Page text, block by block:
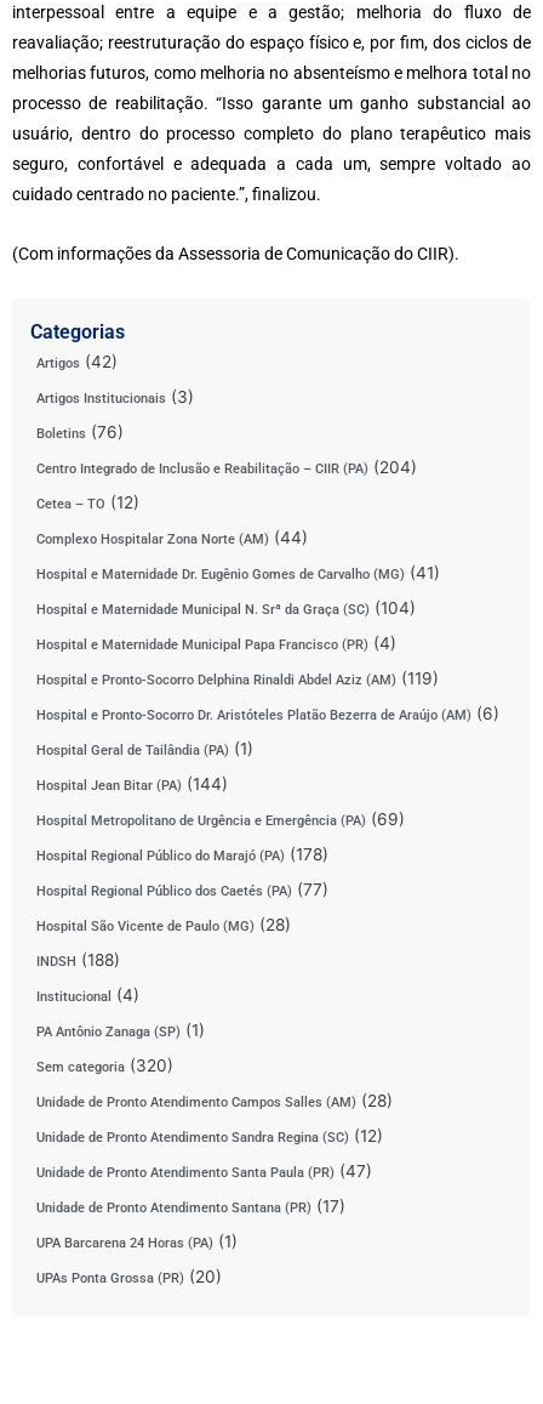
interpessoal entre a equipe e a gestão; melhoria do fluxo de
reavaliação; reestruturação do espaço físico e, por fim, dos ciclos de
melhorias futuros, como melhoria no absenteísmo e melhora total no
processo de reabilitação. “Isso garante um ganho substancial ao
usuário, dentro do processo completo do plano terapêutico mais
seguro, confortável e adequada a cada um, sempre voltado ao
cuidado centrado no paciente.”, finalizou.
(Com informações da Assessoria de Comunicação do CIIR).
Categorias
Artigos (42)
Artigos Institucionais (3)
Boletins (76)
Centro Integrado de Inclusão e Reabilitação – CIIR (PA) (204)
Cetea – TO (12)
Complexo Hospitalar Zona Norte (AM) (44)
Hospital e Maternidade Dr. Eugênio Gomes de Carvalho (MG) (41)
Hospital e Maternidade Municipal N. Srª da Graça (SC) (104)
Hospital e Maternidade Municipal Papa Francisco (PR) (4)
Hospital e Pronto-Socorro Delphina Rinaldi Abdel Aziz (AM) (119)
Hospital e Pronto-Socorro Dr. Aristóteles Platão Bezerra de Araújo (AM) (6)
Hospital Geral de Tailândia (PA) (1)
Hospital Jean Bitar (PA) (144)
Hospital Metropolitano de Urgência e Emergência (PA) (69)
Hospital Regional Público do Marajó (PA) (178)
Hospital Regional Público dos Caetés (PA) (77)
Hospital São Vicente de Paulo (MG) (28)
INDSH (188)
Institucional (4)
PA Antônio Zanaga (SP) (1)
Sem categoria (320)
Unidade de Pronto Atendimento Campos Salles (AM) (28)
Unidade de Pronto Atendimento Sandra Regina (SC) (12)
Unidade de Pronto Atendimento Santa Paula (PR) (47)
Unidade de Pronto Atendimento Santana (PR) (17)
UPA Barcarena 24 Horas (PA) (1)
UPAs Ponta Grossa (PR) (20)